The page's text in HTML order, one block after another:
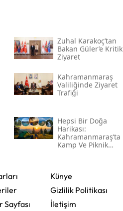
Zuhal Karakoç’tan
Bakan Güler’e Kritik
Ziyaret
Kahramanmaraş
Valiliğinde Ziyaret
Trafiği
Hepsi Bir Doğa
Harikası:
Kahramanmaraş’ta
Kamp Ve Piknik
Sayfası
Künye
Gizlilik Politikası
İletişim